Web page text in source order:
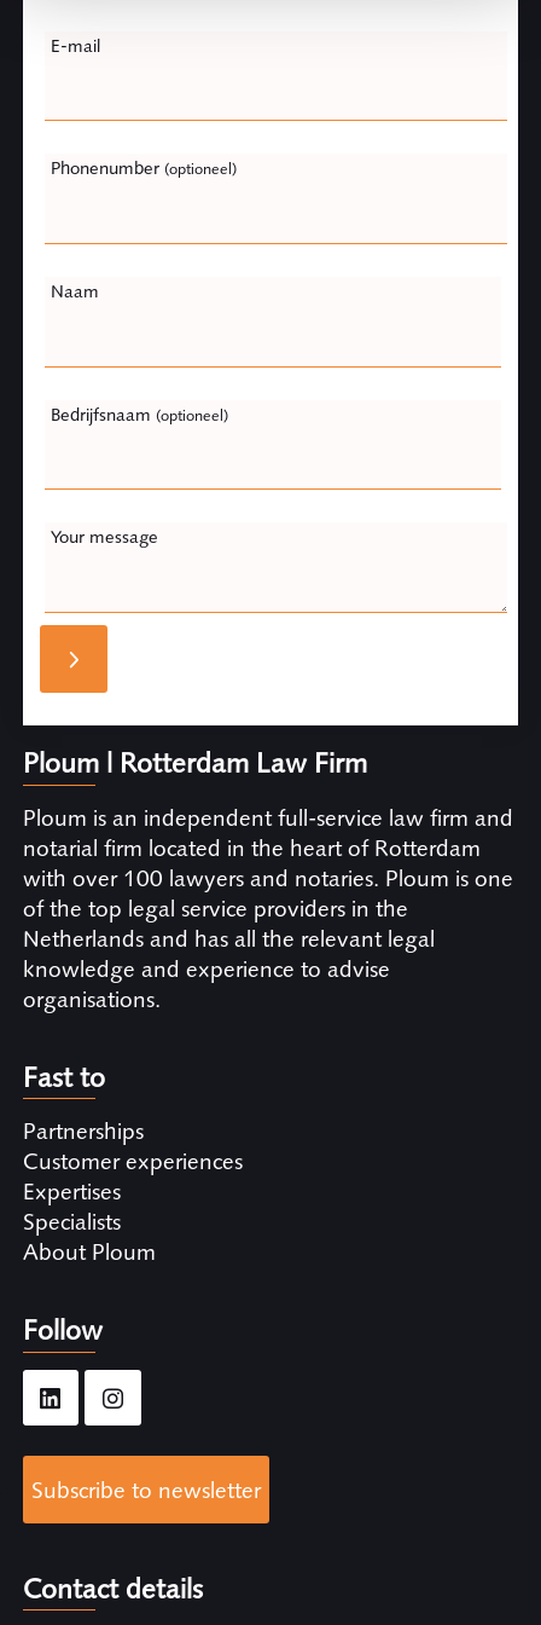
this
E-mail
Phonenumber (optioneel)
Naam
Bedrijfsnaam (optioneel)
Your message
Ploum | Rotterdam Law Firm
Ploum is an independent full-service law firm and
notarial firm located in the heart of Rotterdam
with over 100 lawyers and notaries. Ploum is one
of the top legal service providers in the
Netherlands and has all the relevant legal
knowledge and experience to advise
organisations.
Fast to
Partnerships
Customer experiences
Expertises
Specialists
About Ploum
Follow
Subscribe to newsletter
Contact details